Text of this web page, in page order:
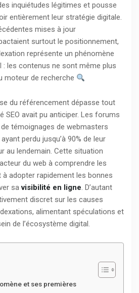
inquiétudes légitimes et pousse
entièrement leur stratégie digitale.
mises à jour
surtout le positionnement,
représente un phénomène
: les contenus ne sont même plus
moteur de recherche
du référencement dépasse tout
SEO avait pu anticiper. Les forums
témoignages de webmasters
perdu jusqu’à 90% de leur
au lendemain. Cette situation
du web à comprendre les
adopter rapidement les bonnes
savisibilité en ligne. D’autant
discret sur les causes
alimentant spéculations et
de l’écosystème digital.
et ses premières